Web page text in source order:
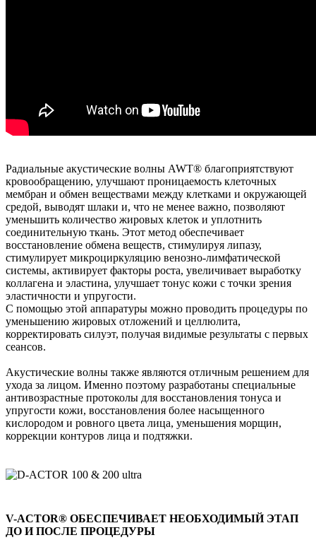
Радиальные акустические волны AWT® благоприятствуют
кровообращению, улучшают проницаемость клеточных
мембран и обмен веществами между клетками и окружающей
средой, выводят шлаки и, что не менее важно, позволяют
уменьшить количество жировых клеток и уплотнить
соединительную ткань. Этот метод обеспечивает
восстановление обмена веществ, стимулируя липазу,
стимулирует микроциркуляцию венозно-лимфатической
системы, активирует факторы роста, увеличивает выработку
коллагена и эластина, улучшает тонус кожи с точки зрения
эластичности и упругости.
С помощью этой аппаратуры можно проводить процедуры по
уменьшению жировых отложений и целлюлита,
корректировать силуэт, получая видимые результаты с первых
сеансов.
Акустические волны также являются отличным решением для
ухода за лицом. Именно поэтому разработаны специальные
антивозрастные протоколы для восстановления тонуса и
упругости кожи, восстановления более насыщенного
кислородом и ровного цвета лица, уменьшения морщин,
коррекции контуров лица и подтяжки.
V-ACTOR® ОБЕСПЕЧИВАЕТ НЕОБХОДИМЫЙ ЭТАП
ДО И ПОСЛЕ ПРОЦЕДУРЫ